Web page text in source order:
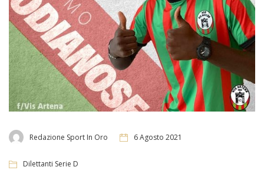
Redazione Sport In Oro 6 Agosto 2021
Dilettanti Serie D